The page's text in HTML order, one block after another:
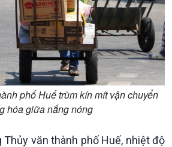
Nam
phố Huế trùm kín mít vận chuyển
hóa giữa nắng nóng
văn thành phố Huế, nhiệt độ